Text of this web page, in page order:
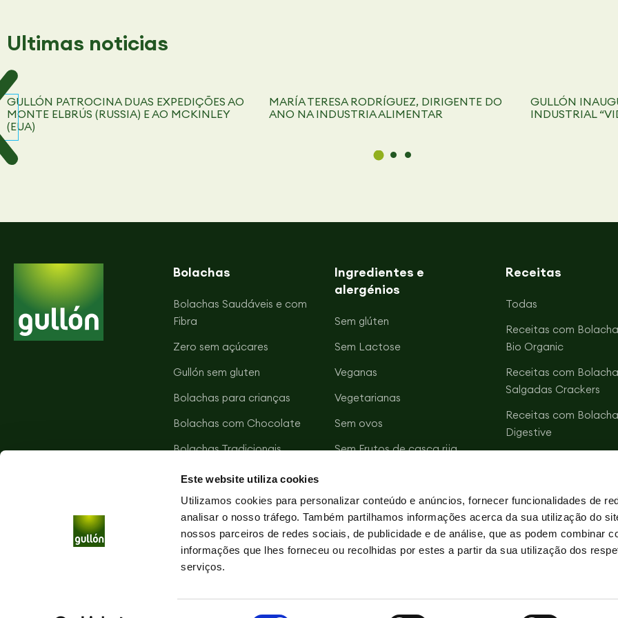
Este website utiliza cookies
Utilizamos cookies para personalizar conteúdo e anúncios, fornecer funcionalidades de
analisar o nosso tráfego. Também partilhamos informações acerca da sua utilização do
nossos parceiros de redes sociais, de publicidade e de análise, que as podem combinar
informações que lhes forneceu ou recolhidas por estes a partir da sua utilização dos
serviços.
Ultimas noticias
GULLÓN PATROCINA DUAS EXPEDIÇÕES AO
MONTE ELBRÚS (RUSSIA) E AO MCKINLEY
(EUA)
MARÍA TERESA RODRÍGUEZ, DIRIGENTE DO
ANO NA INDUSTRIA ALIMENTAR
GULLÓN
INDUSTRIAL
Bolachas
Bolachas Saudáveis e com
Fibra
Zero sem açúcares
Gullón sem gluten
Bolachas para crianças
Bolachas com Chocolate
Bolachas Tradicionais
Bolachas Salgadas
Tortitas Vitalday
Ingredientes e
alergénios
Sem glúten
Sem Lactose
Veganas
Vegetarianas
Sem ovos
Sem Frutos de casca rija
Sem sal
Óleo de girassol AO*
Com chocolate
Receitas
Todas
Receitas com
Bio Organic
Receitas com
Salgadas Crackers
Receitas com
Digestive
Receitas com
Zero Açúcares